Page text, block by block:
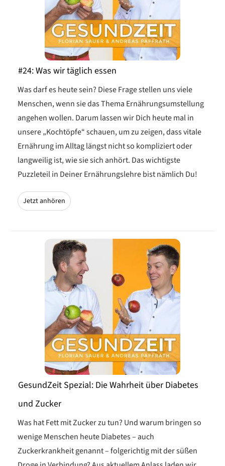
#24: Was wir täglich essen
Was darf es heute sein? Diese Frage stellen uns viele
Menschen, wenn sie das Thema Ernährungsumstellung
angehen wollen. Darum lassen wir Dich heute mal in
unsere „Kochtöpfe“ schauen, um zu zeigen, dass vitale
Ernährung im Alltag längst nicht so kompliziert oder
langweilig ist, wie sie sich anhört. Das wichtigste
Puzzleteil in Deiner Ernährungslehre bist nämlich Du!
Jetzt anhören
GesundZeit Spezial: Die Wahrheit über Diabetes
und Zucker
Was hat Fett mit Zucker zu tun? Und warum bringen so
wenige Menschen heute Diabetes – auch
Zuckerkrankheit genannt – folgerichtig mit der süßen